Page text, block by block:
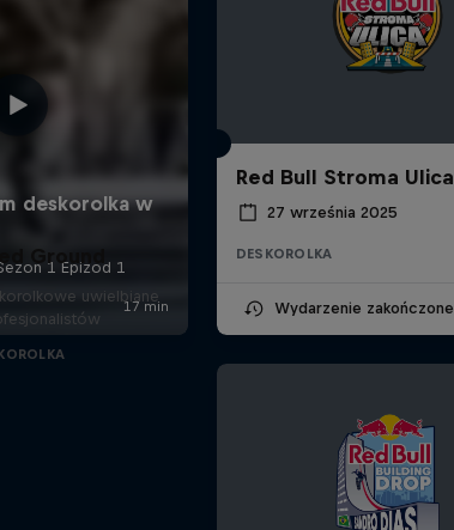
Red Bull Stroma Ulica
27 września 2025
DESKOROLKA
Wydarzenie zakończone
Ground
uwielbiane